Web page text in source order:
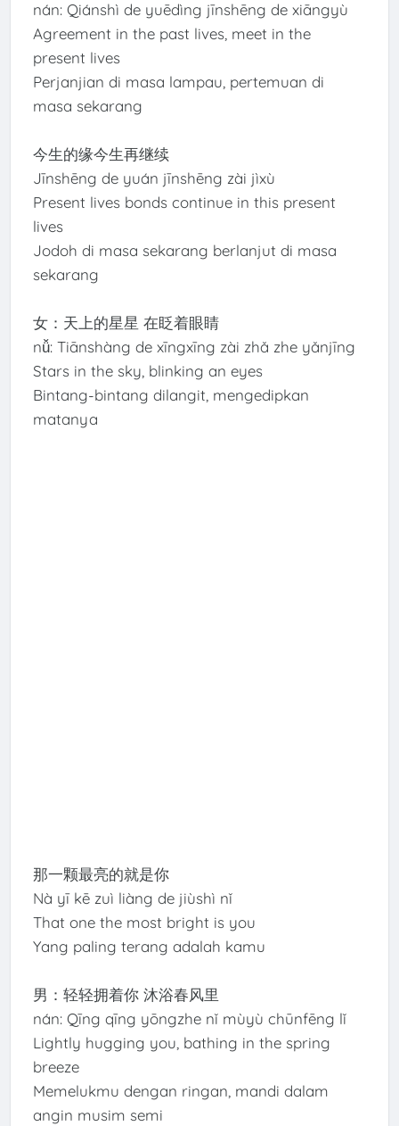
nán: Qiánshì de yuēdìng jīnshēng de xiāngyù
Agreement in the past lives, meet in the
present lives
Perjanjian di masa lampau, pertemuan di
masa sekarang
今生的缘今生再继续
Jīnshēng de yuán jīnshēng zài jìxù
Present lives bonds continue in this present
lives
Jodoh di masa sekarang berlanjut di masa
sekarang
女：天上的星星 在眨着眼睛
nǚ: Tiānshàng de xīngxīng zài zhǎ zhe yǎnjīng
Stars in the sky, blinking an eyes
Bintang-bintang dilangit, mengedipkan
matanya
那一颗最亮的就是你
Nà yī kē zuì liàng de jiùshì nǐ
That one the most bright is you
Yang paling terang adalah kamu
男：轻轻拥着你 沐浴春风里
nán: Qīng qīng yōngzhe nǐ mùyù chūnfēng lǐ
Lightly hugging you, bathing in the spring
breeze
Memelukmu dengan ringan, mandi dalam
angin musim semi